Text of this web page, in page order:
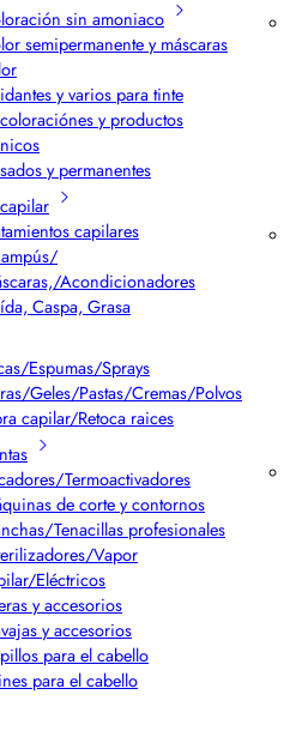
sin amoniaco
semipermanente y máscaras
y varios para tinte
y productos
y permanentes
capilares
Acondicionadores
Caspa, Grasa
Espumas/Sprays
Geles/Pastas/Cremas/Polvos
capilar/Retoca raices
Termoactivadores
de corte y contornos
Tenacillas profesionales
Vapor
Eléctricos
y accesorios
y accesorios
para el cabello
para el cabello